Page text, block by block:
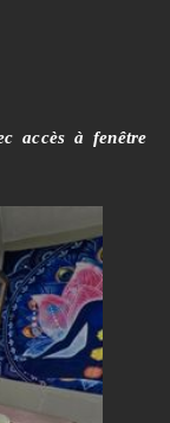
accès à fenêtre